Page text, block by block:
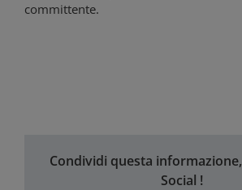
committente.
Condividi questa
Social !